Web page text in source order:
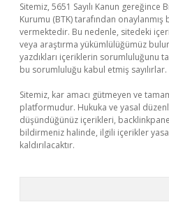
Sitemiz, 5651 Sayılı Kanun
Kurumu (BTK) tarafından onaylanmış
vermektedir. Bu nedenle, sitedeki
veya araştırma yükümlülüğümüz
yazdıkları içeriklerin sorumluluğunu
bu sorumluluğu kabul etmiş sayılırlar.
Sitemiz, kar amacı gütmeyen ve
platformudur. Hukuka ve yasal
düşündüğünüz içerikleri,
bildirmeniz halinde, ilgili içerikler
kaldırılacaktır.